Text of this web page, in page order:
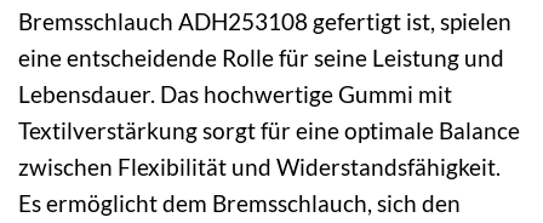
Bremsschlauch ADH253108 gefertigt ist, spielen
eine entscheidende Rolle für seine Leistung und
Lebensdauer. Das hochwertige Gummi mit
Textilverstärkung sorgt für eine optimale Balance
zwischen Flexibilität und Widerstandsfähigkeit.
Es ermöglicht dem Bremsschlauch, sich den